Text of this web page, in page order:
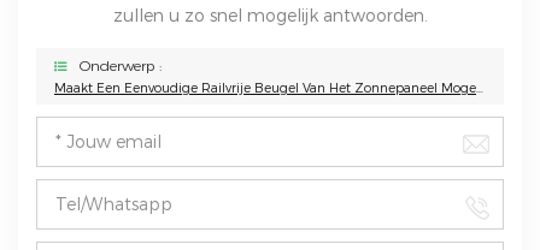
zullen u zo snel mogelijk antwoorden.
Onderwerp :
Maakt Een Eenvoudige Railvrije Beugel Van Het Zonnepaneel Mogelijk Voor Een Pv-Montagesysteem Voor Metalen Daken